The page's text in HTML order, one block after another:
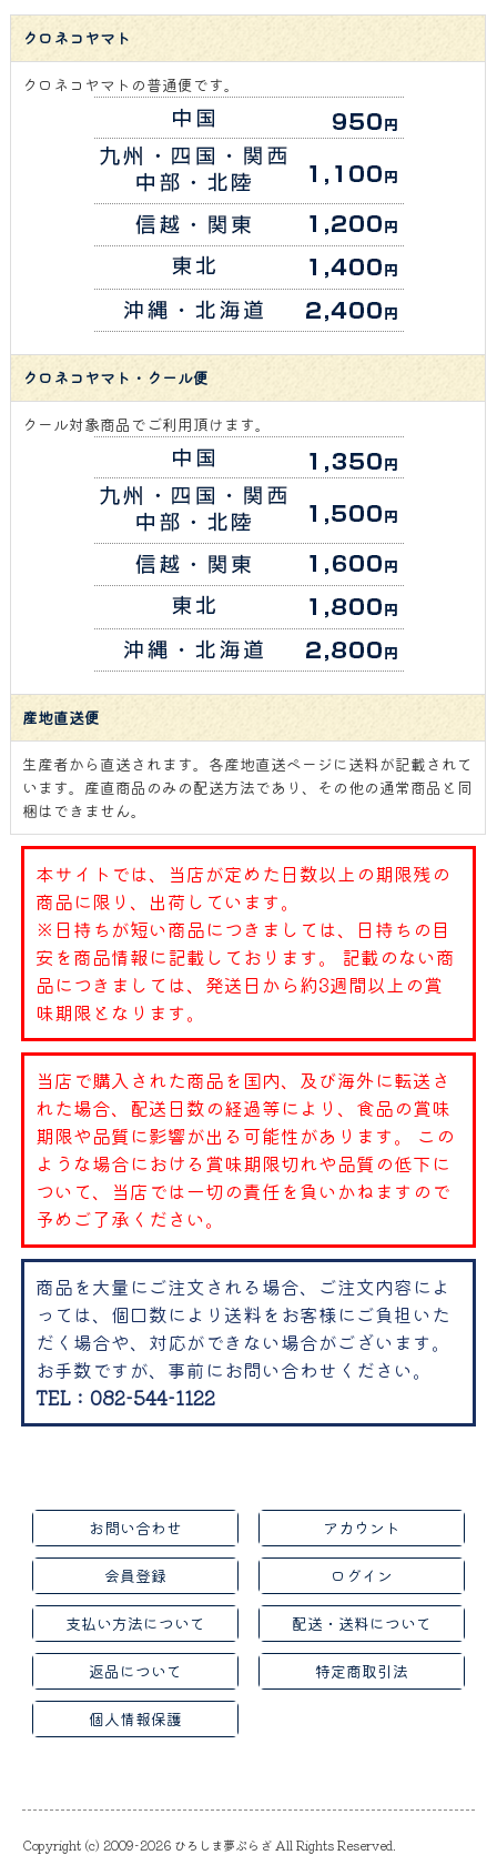
クロネコヤマト
クロネコヤマトの普通便です。
クロネコヤマト・クール便
クール対象商品でご利用頂けます。
産地直送便
生産者から直送されます。各産地直送ページに送料が記載されて
います。産直商品のみの配送方法であり、その他の通常商品と同
梱はできません。
本サイトでは、当店が定めた日数以上の期限残の
商品に限り、出荷しています。
※日持ちが短い商品につきましては、日持ちの目
安を商品情報に記載しております。 記載のない商
品につきましては、発送日から約3週間以上の賞
味期限となります。
当店で購入された商品を国内、及び海外に転送さ
れた場合、配送日数の経過等により、食品の賞味
期限や品質に影響が出る可能性があります。 この
ような場合における賞味期限切れや品質の低下に
ついて、当店では一切の責任を負いかねますので
予めご了承ください。
商品を大量にご注文される場合、ご注文内容によ
っては、個口数により送料をお客様にご負担いた
だく場合や、対応ができない場合がございます。
お手数ですが、事前にお問い合わせください。
TEL：082-544-1122
お問い合わせ アカウント
会員登録 ログイン
支払い方法について 配送・送料について
返品について 特定商取引法
個人情報保護
Copyright (c) 2009-2026 ひろしま夢ぷらざ All Rights Reserved.